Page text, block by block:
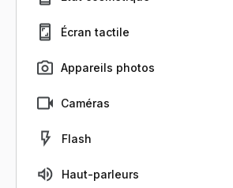
Écran tactile
Appareils photos
Caméras
Flash
Haut-parleurs